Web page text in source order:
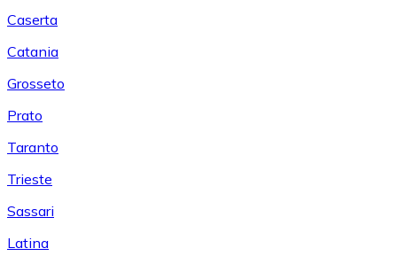
Caserta
Catania
Grosseto
Prato
Taranto
Trieste
Sassari
Latina